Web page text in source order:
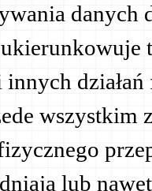
danych
wszystkim
lub